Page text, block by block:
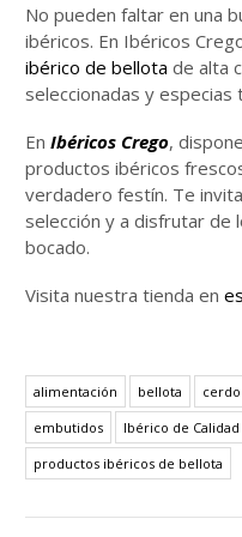
No pueden faltar en una
ibéricos. En Ibéricos
ibérico de bellota de alta
seleccionadas y especias
EnIbéricos Crego,
productos ibéricos
verdadero festín. Te
selección y a disfrutar de
bocado.
Visita nuestra tienda en
alimentación bellota
embutidos
Ibérico de Calidad
productos ibéricos de bellota